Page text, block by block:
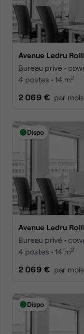
Avenue Ledru
Bureau privé •
4 postes • 14 m2
2 069 € par mois
Dispo
Avenue Ledru
Bureau privé •
4 postes • 14 m2
2 069 € par mois
Dispo